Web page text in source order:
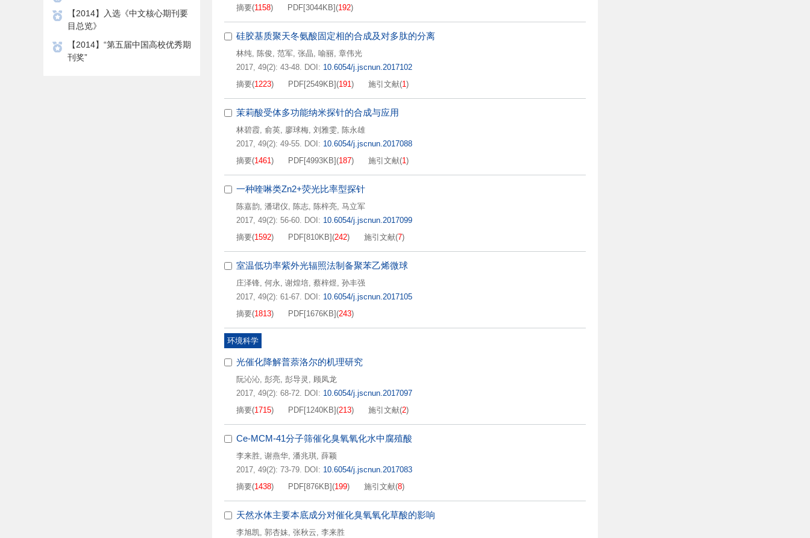
【2014】入选《中文核心期刊要
目总览》
【2014】“第五届中国高校优秀期
刊奖”
摘要(1158) PDF[3044KB](192)
硅胶基质聚天冬氨酸固定相的合成及对多肽的分离
林纯, 陈俊, 范军, 张晶, 喻丽, 章伟光
2017, 49(2): 43-48. DOI: 10.6054/j.jscnun.2017102
摘要(1223) PDF[2549KB](191) 施引文献(1)
茉莉酸受体多功能纳米探针的合成与应用
林碧霞, 俞英, 廖球梅, 刘雅雯, 陈永雄
2017, 49(2): 49-55. DOI: 10.6054/j.jscnun.2017088
摘要(1461) PDF[4993KB](187) 施引文献(1)
一种喹啉类Zn2+荧光比率型探针
陈嘉韵, 潘珺仪, 陈志, 陈梓亮, 马立军
2017, 49(2): 56-60. DOI: 10.6054/j.jscnun.2017099
摘要(1592) PDF[810KB](242) 施引文献(7)
室温低功率紫外光辐照法制备聚苯乙烯微球
庄泽锋, 何永, 谢煌培, 蔡梓煜, 孙丰强
2017, 49(2): 61-67. DOI: 10.6054/j.jscnun.2017105
摘要(1813) PDF[1676KB](243)
环境科学
光催化降解普萘洛尔的机理研究
阮沁沁, 彭亮, 彭导灵 , 顾凤龙
2017, 49(2): 68-72. DOI: 10.6054/j.jscnun.2017097
摘要(1715) PDF[1240KB](213) 施引文献(2)
Ce-MCM-41分子筛催化臭氧氧化水中腐殖酸
李来胜, 谢燕华, 潘兆琪, 薛颖
2017, 49(2): 73-79. DOI: 10.6054/j.jscnun.2017083
摘要(1438) PDF[876KB](199) 施引文献(8)
天然水体主要本底成分对催化臭氧氧化草酸的影响
李旭凯, 郭杏妹, 张秋云, 李来胜